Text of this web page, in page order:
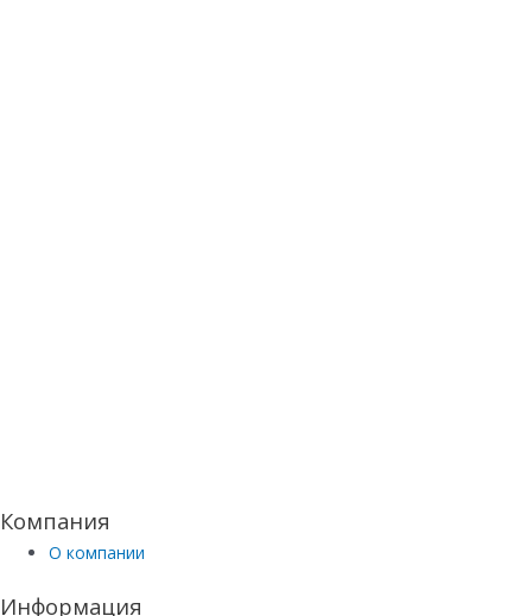
Компания
О компании
Информация